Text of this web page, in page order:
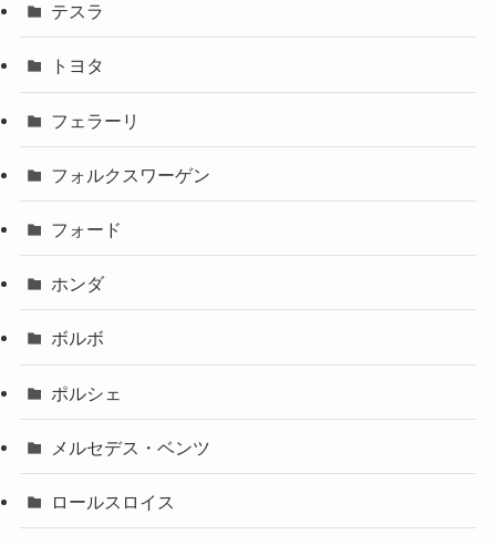
テスラ
トヨタ
フェラーリ
フォルクスワーゲン
フォード
ホンダ
ボルボ
ポルシェ
メルセデス・ベンツ
ロールスロイス